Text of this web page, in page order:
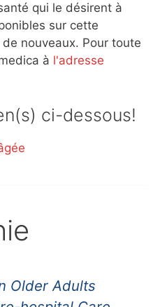
qui le désirent à
sur cette
nouveaux. Pour toute
à l'adresse
ci-dessous!
Older Adults